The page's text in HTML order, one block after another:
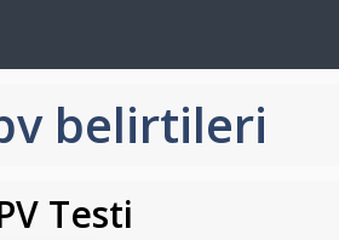
belirtileri
Testi